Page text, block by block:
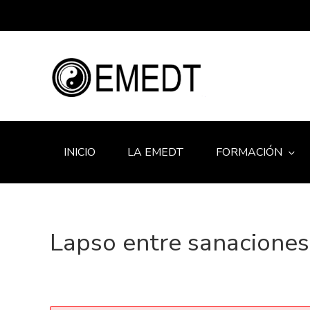
INICIO LA EMEDT FORMACIÓN
Lapso entre sanaciones